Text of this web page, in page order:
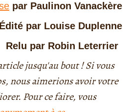
par Paulinon Vanackère
Édité par Louise Duplenne
Relu par Robin Leterrier
jusqu'au bout ! Si vous
nous aimerions avoir votre
Pour ce faire, vous